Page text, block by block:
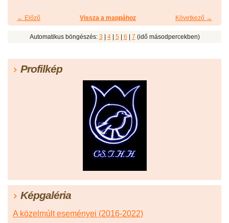
← Előző Következő →
Vissza a mappához
Automatikus böngészés: 3 4| 5| 6 7 (idő másodpercekben)
Profilkép
Képgaléria
A közelmúlt eseményei (2016-2022)